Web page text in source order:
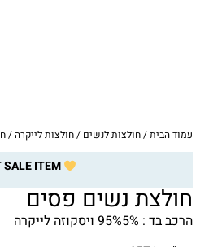
עמוד הבית/חולצות לנשים /חולצות לייקרה/
HOT SALE ITEM
חולצת נשים פסים
הרכב בד : 95%5% ויסקוזה לייקרה